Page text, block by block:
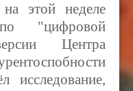
этой неделе
"цифровой
Центра
исследование,